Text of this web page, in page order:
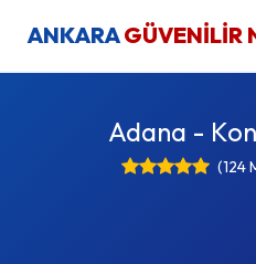
ANKARAGÜVENİLİR
Adana -
(124